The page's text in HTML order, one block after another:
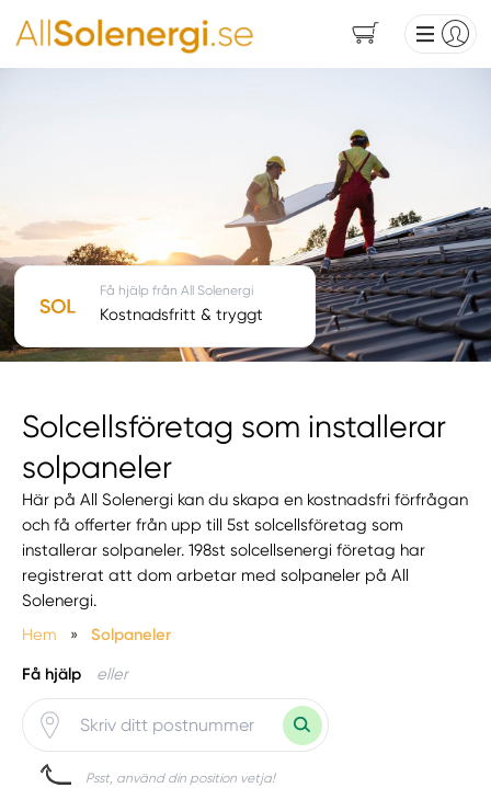
Solcellsföretag som installerar
solpaneler
Här på All Solenergi kan du skapa en kostnadsfri förfrågan
och få offerter från upp till 5st solcellsföretag som
installerar solpaneler. 198st solcellsenergi företag har
registrerat att dom arbetar med solpaneler på All
Solenergi.
Hem
» Solpaneler
Få hjälp eller
Psst, använd din position vetja!
Få hjälp från All Solenergi
Kostnadsfritt & tryggt